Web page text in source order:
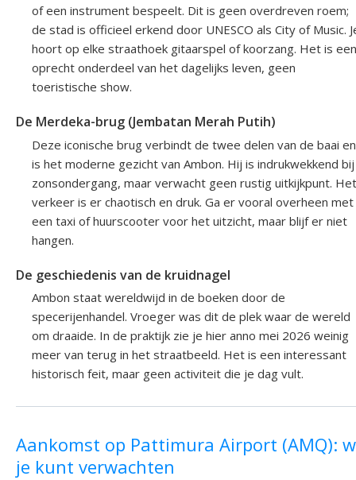
of een instrument bespeelt. Dit is geen overdreven roem;
de stad is officieel erkend door UNESCO als City of Music.
hoort op elke straathoek gitaarspel of koorzang. Het is een
oprecht onderdeel van het dagelijks leven, geen
toeristische show.
De Merdeka-brug (Jembatan Merah Putih)
Deze iconische brug verbindt de twee delen van de baai en
is het moderne gezicht van Ambon. Hij is indrukwekkend bij
zonsondergang, maar verwacht geen rustig uitkijkpunt. Het
verkeer is er chaotisch en druk. Ga er vooral overheen met
een taxi of huurscooter voor het uitzicht, maar blijf er niet
hangen.
De geschiedenis van de kruidnagel
Ambon staat wereldwijd in de boeken door de
specerijenhandel. Vroeger was dit de plek waar de wereld
om draaide. In de praktijk zie je hier anno mei 2026 weinig
meer van terug in het straatbeeld. Het is een interessant
historisch feit, maar geen activiteit die je dag vult.
Aankomst op Pattimura Airport (AMQ):
je kunt verwachten